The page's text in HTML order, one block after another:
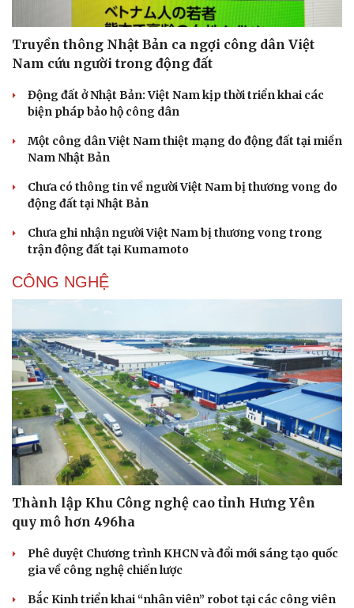
Truyền thông Nhật Bản ca ngợi công dân Việt
Nam cứu người trong động đất
Động đất ở Nhật Bản: Việt Nam kịp thời triển khai các
biện pháp bảo hộ công dân
Một công dân Việt Nam thiệt mạng do động đất tại miền
Nam Nhật Bản
Chưa có thông tin về người Việt Nam bị thương vong do
động đất tại Nhật Bản
Chưa ghi nhận người Việt Nam bị thương vong trong
trận động đất tại Kumamoto
CÔNG NGHỆ
Thành lập Khu Công nghệ cao tỉnh Hưng Yên
quy mô hơn 496ha
Phê duyệt Chương trình KHCN và đổi mới sáng tạo quốc
gia về công nghệ chiến lược
Bắc Kinh triển khai “nhân viên” robot tại các công viên